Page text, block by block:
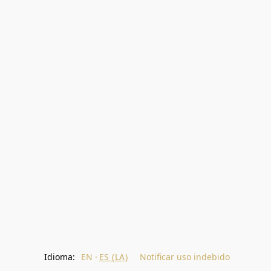
Idioma: EN ES (LA) Notificar uso indebido